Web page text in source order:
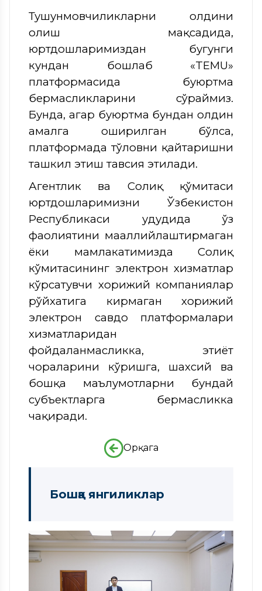
Тушунмовчиликларни олдини
олиш мақсадида,
юртдошларимиздан бугунги
кундан бошлаб «TEMU»
платформасида буюртма
бермасликларини сўраймиз.
Бунда, агар буюртма бундан олдин
амалга оширилган бўлса,
платформада тўловни қайтаришни
ташкил этиш тавсия этилади.
Агентлик ва Солиқ қўмитаси
юртдошларимизни Ўзбекистон
Республикаси ҳудудида ўз
фаолиятини маҳаллийлаштирмаган
ёки мамлакатимизда Солиқ
кўмитасининг электрон хизматлар
кўрсатувчи хорижий компаниялар
рўйхатига кирмаган хорижий
электрон савдо платформалари
хизматларидан
фойдаланмасликка, эҳтиёт
чораларини кўришга, шахсий ва
бошқа маълумотларни бундай
субъектларга бермасликка
чақиради.
Орқага
Бошқа янгиликлар